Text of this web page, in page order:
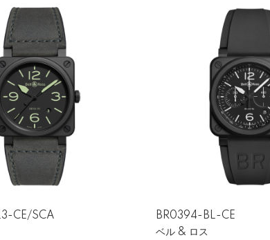
計されています。耐衝撃性・防水性・視認性に優れ、過酷
CE/SCA
BR0394-BL-CE
ベル & ロス